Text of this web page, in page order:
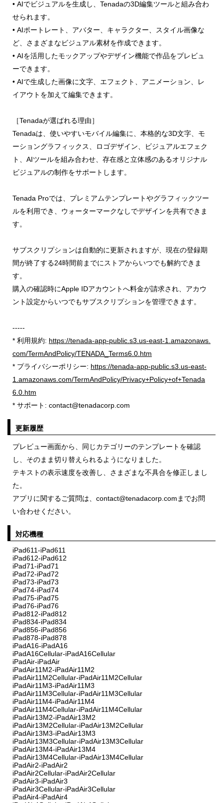
• AIでビジュアルを生成し、Tenadaの3D編集ツールと組み合わ
せられます。
• AIポートレート、アバター、キャラクター、スタイル画像な
ど、さまざまなビジュアル素材を作成できます。
• AIを活用したモックアップやデザイン機能で作品をプレビュ
ーできます。
• AIで生成した画像に文字、エフェクト、アニメーション、レ
イアウトを加えて編集できます。
［Tenadaが選ばれる理由］
Tenadaは、使いやすいモバイル編集に、本格的な3D文字、モ
ーショングラフィックス、ロゴデザイン、ビジュアルエフェク
ト、AIツールを組み合わせ、存在感と立体感のあるオリジナル
ビジュアルの制作をサポートします。
Tenada Proでは、プレミアムテンプレートやグラフィックツー
ルを利用でき、ウォーターマークなしでデザインを共有できま
す。
サブスクリプションは自動的に更新されますが、現在の登録期
間が終了する24時間前までにストアからいつでも解約できま
す。
購入の確認時にApple IDアカウントへ料金が請求され、アカウ
ント設定からいつでもサブスクリプションを管理できます。
-----
* 利用規約: https://tenada-app-public.s3.us-east-1.amazonaws.
com/TermAndPolicy/TENADA_Terms6.0.htm
* プライバシーポリシー: https://tenada-app-public.s3.us-east-
1.amazonaws.com/TermAndPolicy/Privacy+Policy+of+Tenada
6.0.htm
* サポート: contact@tenadacorp.com
更新履歴
プレビュー画面から、同じカテゴリーのテンプレートを確認
し、そのまま切り替えられるようになりました。
テキストの表示速度を改善し、さまざまな不具合を修正しまし
た。
アプリに関するご質問は、contact@tenadacorp.comまでお問
い合わせください。
対応機種
iPad611-iPad611
iPad612-iPad612
iPad71-iPad71
iPad72-iPad72
iPad73-iPad73
iPad74-iPad74
iPad75-iPad75
iPad76-iPad76
iPad812-iPad812
iPad834-iPad834
iPad856-iPad856
iPad878-iPad878
iPadA16-iPadA16
iPadA16Cellular-iPadA16Cellular
iPadAir-iPadAir
iPadAir11M2-iPadAir11M2
iPadAir11M2Cellular-iPadAir11M2Cellular
iPadAir11M3-iPadAir11M3
iPadAir11M3Cellular-iPadAir11M3Cellular
iPadAir11M4-iPadAir11M4
iPadAir11M4Cellular-iPadAir11M4Cellular
iPadAir13M2-iPadAir13M2
iPadAir13M2Cellular-iPadAir13M2Cellular
iPadAir13M3-iPadAir13M3
iPadAir13M3Cellular-iPadAir13M3Cellular
iPadAir13M4-iPadAir13M4
iPadAir13M4Cellular-iPadAir13M4Cellular
iPadAir2-iPadAir2
iPadAir2Cellular-iPadAir2Cellular
iPadAir3-iPadAir3
iPadAir3Cellular-iPadAir3Cellular
iPadAir4-iPadAir4